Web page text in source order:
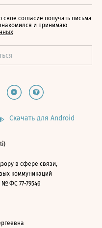
согласие получать письма
и принимаю
Скачать для Android
в сфере связи,
коммуникаций
№ ФС 77-79546